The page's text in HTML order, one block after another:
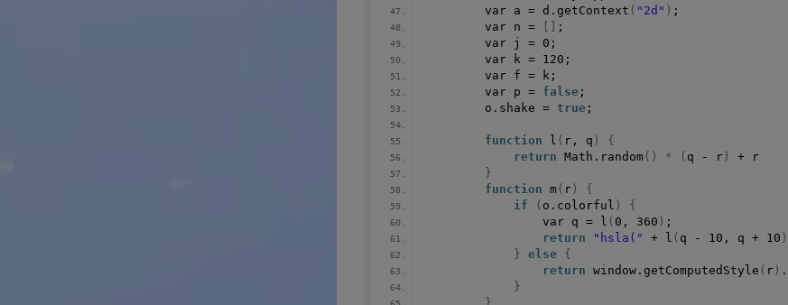
        var a = d.
getContext ( "2d" ) ;
        var n =
;
        var j =
0 ;
        var k =
120 ;
        var f = k;
        var p =
false ;
        o.
shake = true ;
function l ( r, q )
{
return Math. random () * ( q - r )
+ r
}
function m ( r )
{
if
( o. colorful )
{
                var q =
l ( 0 , 360 ) ;
return
"hsla(" + l ( q - 10 , q + 10 )
} else {
return window. getComputedStyle ( r ) .
}